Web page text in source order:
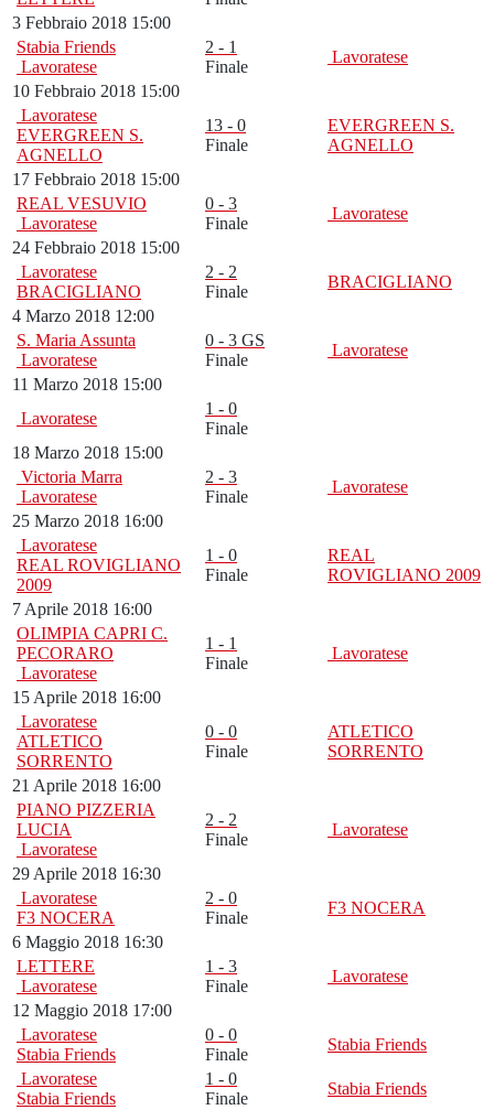
3 Febbraio 2018 15:00
Stabia Friends
Lavoratese
2 - 1
Finale
Lavoratese
10 Febbraio 2018 15:00
Lavoratese
EVERGREEN S.
AGNELLO
13 - 0
Finale
EVERGREEN S.
AGNELLO
17 Febbraio 2018 15:00
REAL VESUVIO
Lavoratese
0 - 3
Finale
Lavoratese
24 Febbraio 2018 15:00
Lavoratese
BRACIGLIANO
2 - 2
Finale
BRACIGLIANO
4 Marzo 2018 12:00
S. Maria Assunta
Lavoratese
0 - 3 GS
Finale
Lavoratese
11 Marzo 2018 15:00
Lavoratese
1 - 0
Finale
18 Marzo 2018 15:00
Victoria Marra
Lavoratese
2 - 3
Finale
Lavoratese
25 Marzo 2018 16:00
Lavoratese
REAL ROVIGLIANO
2009
1 - 0
Finale
REAL
ROVIGLIANO 2009
7 Aprile 2018 16:00
OLIMPIA CAPRI C.
PECORARO
Lavoratese
1 - 1
Finale
Lavoratese
15 Aprile 2018 16:00
Lavoratese
ATLETICO
SORRENTO
0 - 0
Finale
ATLETICO
SORRENTO
21 Aprile 2018 16:00
PIANO PIZZERIA
LUCIA
Lavoratese
2 - 2
Finale
Lavoratese
29 Aprile 2018 16:30
Lavoratese
F3 NOCERA
2 - 0
Finale
F3 NOCERA
6 Maggio 2018 16:30
LETTERE
Lavoratese
1 - 3
Finale
Lavoratese
12 Maggio 2018 17:00
Lavoratese
Stabia Friends
0 - 0
Finale
Stabia Friends
Lavoratese
Stabia Friends
1 - 0
Finale
Stabia Friends